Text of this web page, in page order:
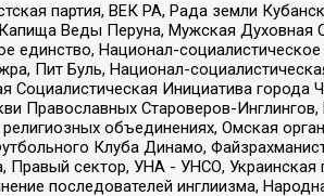
партия, ВЕК РА, Рада земли
Веды Перуна, Мужская Духовная
единство, Национал-
Пит Буль, Национал-
Социалистическая Инициатива
Православных Староверов-
объединениях, Омская
Клуба Динамо,
Правый сектор, УНА - УНСО, Украинская
последователей инглиизма,